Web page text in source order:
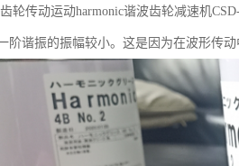
轮传动运动harmonic谐波齿轮减速机
阶谐振的振幅较小。这是因为在波形传